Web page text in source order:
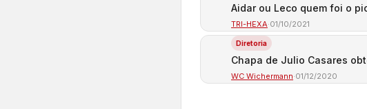
Aidar ou Leco quem foi o
TRI-HEXA·01/10/2021
Diretoria
Chapa de Julio Casares
WC Wichermann·01/12/2020